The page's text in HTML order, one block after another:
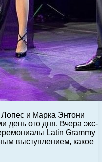
и Марка Энтони
день ото дня. Вчера экс-
Latin Grammy
выступлением, какое